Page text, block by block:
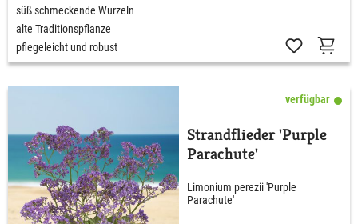
süß schmeckende Wurzeln
alte Traditionspflanze
pflegeleicht und robust
verfügbar
Strandflieder 'Purple
Parachute'
Limonium perezii 'Purple
Parachute'